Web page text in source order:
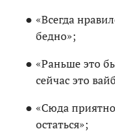
«Всегда
бедно»;
«Раньше это
сейчас это
«Сюда
остаться»;